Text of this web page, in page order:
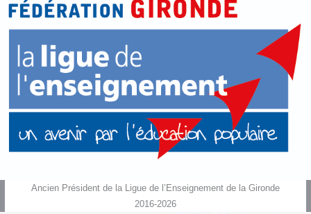
Ancien Président de la Ligue de l’Enseignement de la Gironde
2016-2026